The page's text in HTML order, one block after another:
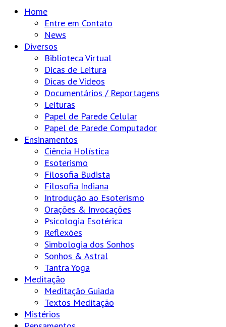
Home
Entre em Contato
News
Diversos
Biblioteca Virtual
Dicas de Leitura
Dicas de Vídeos
Documentários / Reportagens
Leituras
Papel de Parede Celular
Papel de Parede Computador
Ensinamentos
Ciência Holística
Esoterismo
Filosofia Budista
Filosofia Indiana
Introdução ao Esoterismo
Orações & Invocações
Psicologia Esotérica
Reflexões
Simbologia dos Sonhos
Sonhos & Astral
Tantra Yoga
Meditação
Meditação Guiada
Textos Meditação
Mistérios